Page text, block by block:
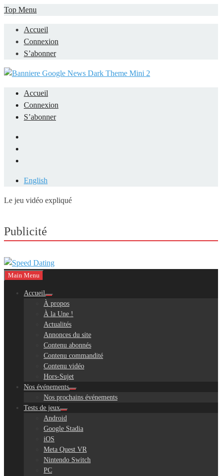
Skip
content
Top Menu
Accueil
Connexion
S’abonner
Accueil
Connexion
S’abonner
English
Le jeu vidéo expliqué
Publicité
Main Menu
Accueil
À propos
À la Une !
Actualités
Annonces du site
Contenu abonnés
Contenu commandité
Contenu vidéo
Hors-Sujet
Nos événements
Nos prochains événements
Tests de jeux
Android
Google Stadia
iOS
Meta Quest VR
Nintendo Switch
PC